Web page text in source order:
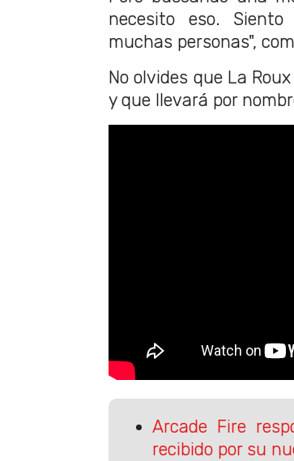
necesito eso.
muchas personas",
No olvides que La
y que llevará por
Arcade Fire
recibido por su